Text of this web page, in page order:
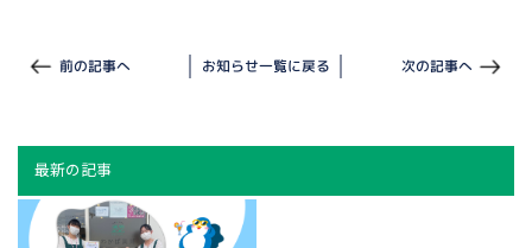
前の記事へ お知らせ一覧に戻る 次の記事へ
最新の記事